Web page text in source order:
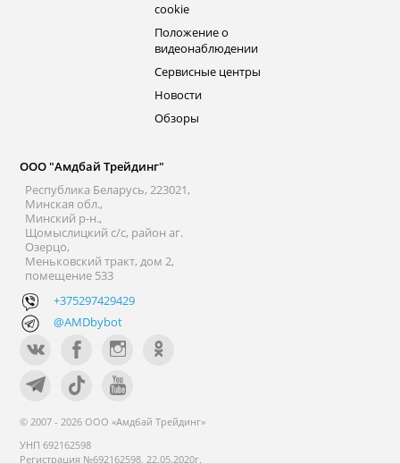
cookie
Положение о
видеонаблюдении
Сервисные центры
Новости
Обзоры
ООО "Амдбай Трейдинг"
Республика Беларусь, 223021,
Минская обл.,
Минский р-н.,
Щомыслицкий с/с, район аг.
Озерцо,
Меньковский тракт, дом 2,
помещение 533
+375297429429
@AMDbybot
© 2007 - 2026 ООО «Амдбай Трейдинг»
УНП 692162598
Регистрация №692162598, 22.05.2020г.